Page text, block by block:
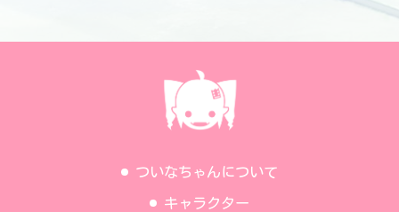
ついなちゃんについて
キャラクター